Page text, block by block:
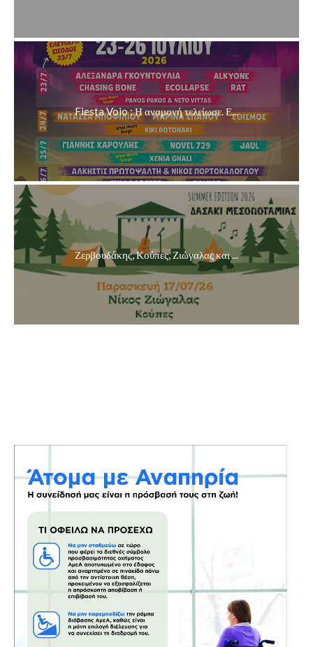
Fiesta Voio : Η αναμονή τελείωσε. Ε...
Ζερβουδάκης, Κούπες, Ζιώγαλας και ...